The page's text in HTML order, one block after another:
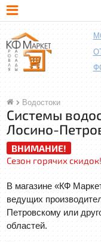
Водостоки
Системы
Лосино-
ВНИМАНИЕ!
Сезон горячих
В магазине «КФ
ведущих
Петровскому или
областей.